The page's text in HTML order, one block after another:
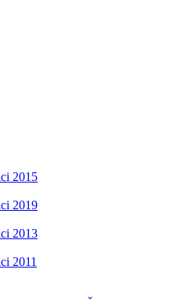
2015
2019
2013
2011